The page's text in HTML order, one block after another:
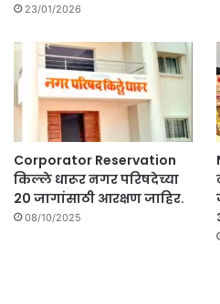
23/01/2026
Corporator Reservation
किल्ले धारूर नगर परिषदेच्या
20 जागांसाठी आरक्षण जाहिर.
08/10/2025